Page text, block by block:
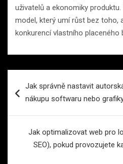
uživatelů a ekonomiky
model, který umí růst bez toho,
konkurencí vlastního placeného
proJak správně nastavit
nákupu softwaru nebo
Jak optimalizovat web pro
SEO), pokud provozujete